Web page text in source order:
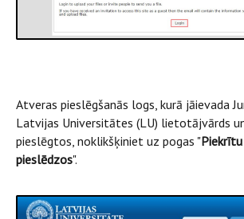
Atveras pieslēgšanās logs, kurā jāievada
Latvijas Universitātes (LU) lietotājvārds
pieslēgtos, noklikšķiniet uz pogas "
pieslēdzos".